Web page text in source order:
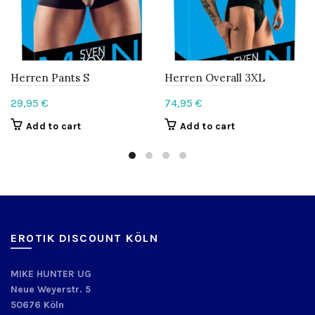
Herren Pants S
29,95 €
Add to cart
Herren Overall 3XL
74,95 €
Add to cart
EROTIK DISCOUNT KÖLN
MIKE HUNTER UG
Neue Weyerstr. 5
50676 Köln